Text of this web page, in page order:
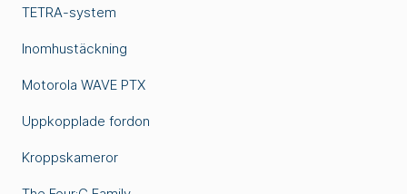
TETRA-system
Inomhustäckning
Motorola WAVE PTX
Uppkopplade fordon
Kroppskameror